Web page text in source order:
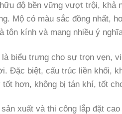
độ bền vững vượt trội,
Mộ có màu sắc đồng nhất,
tôn kính và mang nhiều ý
biểu trưng cho sự trọn vẹn,
Đặc biệt, cấu trúc liền khối,
hơn, không bị tán khí, tốt
xuất và thi công lắp đặt